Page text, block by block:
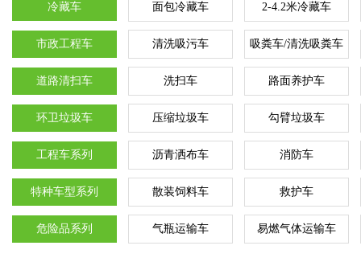
冷藏车 面包冷藏车 2-4.2米冷藏车
市政工程车 清洗吸污车 吸粪车/清洗吸粪车
道路清扫车 洗扫车 路面养护车
环卫垃圾车 压缩垃圾车 勾臂垃圾车
工程车系列 沥青洒布车 消防车
特种车型系列 散装饲料车 救护车
危险品系列 气瓶运输车 易燃气体运输车